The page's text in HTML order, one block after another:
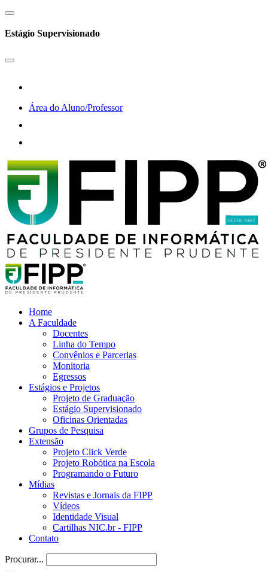
Estágio Supervisionado
Área do Aluno/Professor
Home
A Faculdade
Docentes
Linha do Tempo
Convênios e Parcerias
Monitoria
Egressos
Estágios e Projetos
Projeto de Graduação
Estágio Supervisionado
Oficinas Orientadas
Grupos de Pesquisa
Extensão
Projeto Click Verde
Projeto Robótica na Escola
Programando o Futuro
Mídias
Revistas e Jornais da FIPP
Vídeos
Identidade Visual
Cartilhas NIC.br - FIPP
Contato
Procurar...